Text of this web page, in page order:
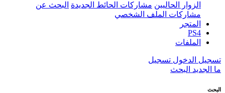
الزوار الحاليين مشاركات الحائط الجديدة البحث عن
مشاركات الملف الشخصي
المتجر
PS4
الملفات
تسجيل الدخول تسجيل
ما الجديد البحث
البحث